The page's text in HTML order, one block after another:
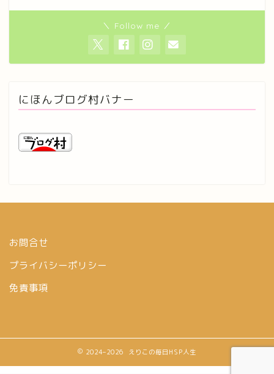
＼ Follow me ／
にほんブログ村バナー
お問合せ
プライバシーポリシー
免責事項
2024–2026 えりこの毎日HSP人生